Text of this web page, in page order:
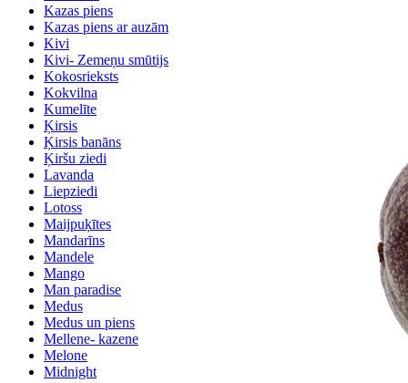
Kazas piens
Kazas piens ar auzām
Kivi
Kivi- Zemeņu smūtijs
Kokosrieksts
Kokvilna
Kumelīte
Ķirsis
Ķirsis banāns
Ķiršu ziedi
Lavanda
Liepziedi
Lotoss
Maijpuķītes
Mandarīns
Mandele
Mango
Man paradise
Medus
Medus un piens
Mellene- kazene
Melone
Midnight